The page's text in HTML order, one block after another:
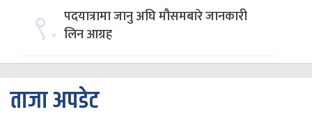
९. पदयात्रामा जानु अघि मौसमबारे जानकारी
लिन आग्रह
ताजा अपडेट